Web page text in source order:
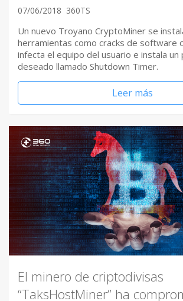
07/06/2018 360TS
Un nuevo Troyano CryptoMiner se
herramientas como cracks de software
infecta el equipo del usuario e instala un
deseado llamado Shutdown Timer.
Leer más
El minero de criptodivisas
“TaksHostMiner” ha